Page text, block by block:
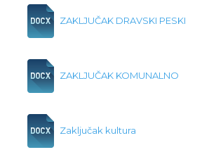
ZAKLJUČAK DRAVSKI PESKI
ZAKLJUČAK KOMUNALNO
Zaključak kultura